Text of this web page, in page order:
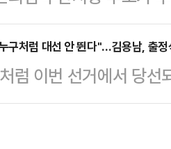
해 힘을 모아…
, 시민이 안전하고 편
정을 끝내고 유능한 시
다.정 후보는 삼성전
명 정부…
선거에서 반드시 승리
산역 광장에서 송언석
등과 함께 공식 출정
장 등 지방선거 후보들
구처럼 대선 안 뛴다"…김용남, 출정
럼 이번 선거에서 당
다."6·3 지방선거와